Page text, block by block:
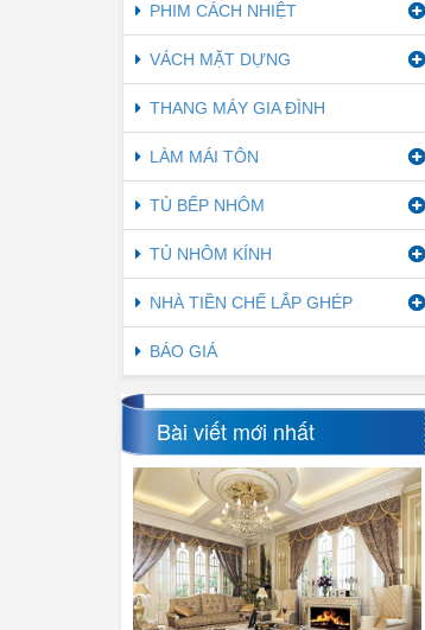
PHIM CÁCH NHIỆT
VÁCH MẶT DỰNG
THANG MÁY GIA ĐÌNH
LÀM MÁI TÔN
TỦ BẾP NHÔM
TỦ NHÔM KÍNH
NHÀ TIỀN CHẾ LẮP GHÉP
BÁO GIÁ
Bài viết mới nhất